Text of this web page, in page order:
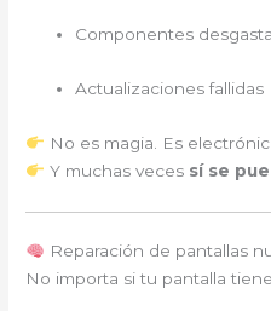
Componentes
Actualizaciones fallidas
No es magia. Es
Y muchas veces sí se
Reparación de pantallas
No importa si tu pantalla